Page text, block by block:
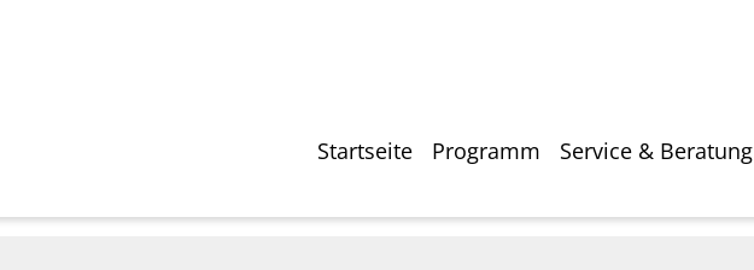
Hauptnavigation
Startseite Programm Service & Beratung